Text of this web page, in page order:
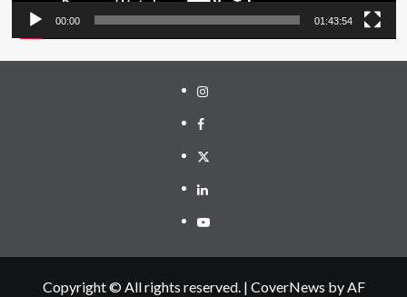
00:00 01:43:54
Instagram
Facebook
Twitter
Linkedin
Youtube
Copyright © All rights reserved. | CoverNews by AF